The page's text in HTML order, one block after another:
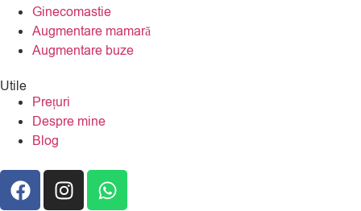
Ginecomastie
Augmentare mamară
Augmentare buze
Utile
Prețuri
Despre mine
Blog